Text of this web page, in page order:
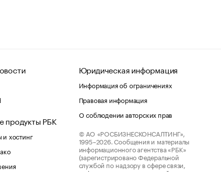
продукты РБК
хостинг
Юридическая информация
Информация об ограничениях
Правовая информация
О соблюдении авторских прав
© АО «РОСБИЗНЕСКОНСАЛТИНГ»,
1995–2026. Сообщения и материалы
информационного агентства «РБК»
(зарегистрировано Федеральной
службой по надзору в сфере связи,